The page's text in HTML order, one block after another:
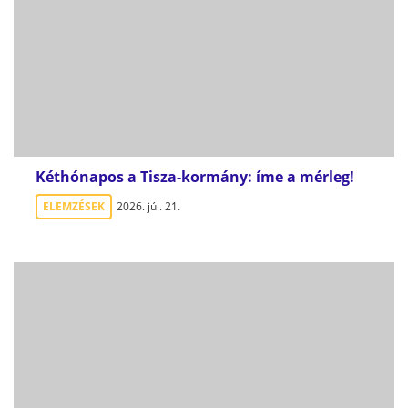
Kéthónapos a Tisza-kormány: íme a mérleg!
ELEMZÉSEK 2026. júl. 21.